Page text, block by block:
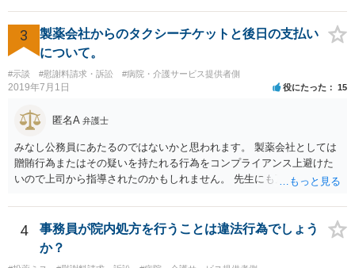
とで、損害の証明なくとも解決金という形で支払に応じてしまうケー
スがあるのでご注意ください。
3
製薬会社からのタクシーチケットと後日の支払い
について。
#示談 #慰謝料請求・訴訟 #病院・介護サービス提供者側
2019年7月1日 役にたった 15
匿名A 弁護士
みなし公務員にあたるのではないかと思われます。 製薬会社としては
贈賄行為またはその疑いを持たれる行為をコンプライアンス上避けた
いので上司から指導されたのかもしれません。 先生にも万一迷惑をか
4
事務員が院内処方を行うことは違法行為でしょう
か？